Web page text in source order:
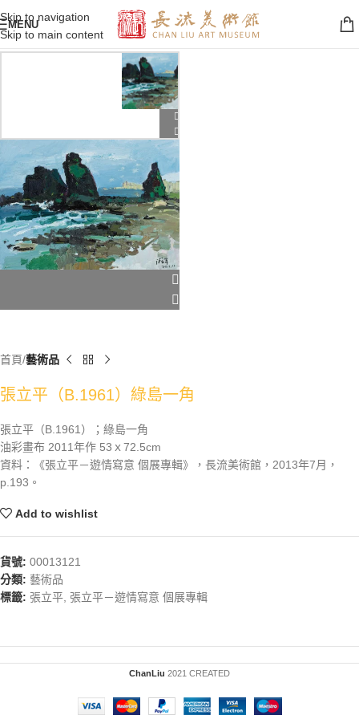
Skip to navigation
Skip to main content
MENU
首頁 藝術品
張立平（B.1961）綠島一角
張立平（B.1961）；綠島一角
油彩畫布 2011年作 53ｘ72.5cm
資料：《張立平－遊情寫意 個展專輯》，長流美術館，2013年7月，
p.193。
Add to wishlist
貨號: 00013121
分類: 藝術品
標籤: 張立平 張立平－遊情寫意 個展專輯
ChanLiu 2021 CREATED